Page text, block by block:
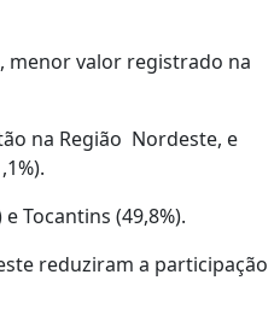
menor valor registrado na
na Região Nordeste, e
Tocantins (49,8%).
reduziram a participação